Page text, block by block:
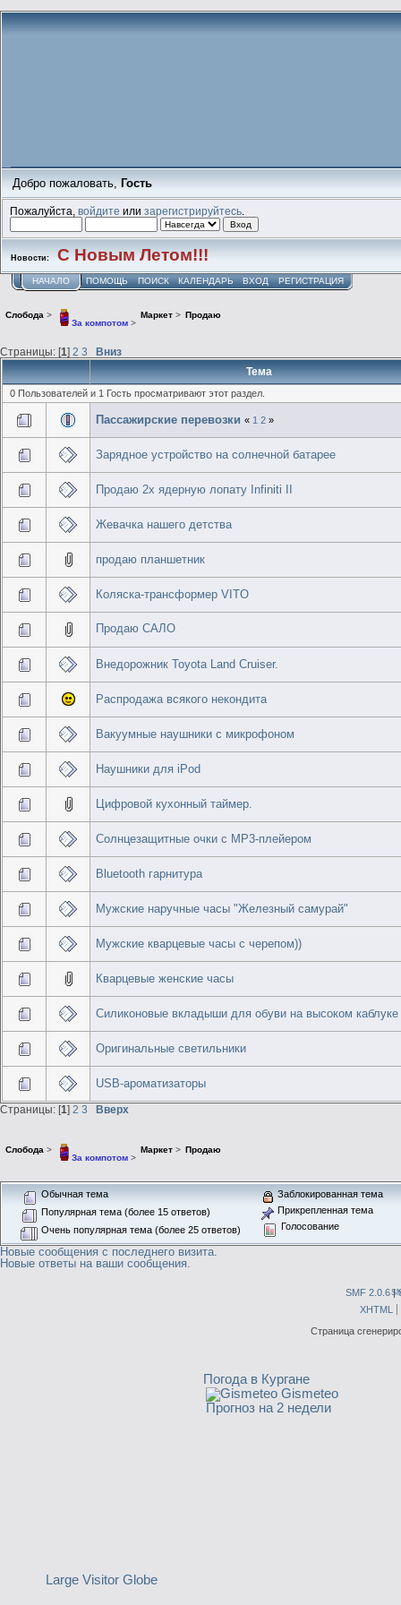
Добро пожаловать, Гость
Пожалуйста,войдите илизарегистрируйтесь
Новости: С Новым Летом!!!
НАЧАЛО ПОМОЩЬ ПОИСК КАЛЕНДАРЬ ВХОД РЕГИСТРАЦИЯ
Слобода >
За компотом>
Маркет> Продаю
Страницы: [1] 2 3
Вниз
Тема
0 Пользователей и 1 Гость просматривают этот раздел.
Пассажирские перевозки « 1 2 »
Зарядное устройство на солнечной батарее
Продаю 2х ядерную лопату Infiniti II
Жевачка нашего детства
продаю планшетник
Коляска-трансформер VITO
Продаю САЛО
Внедорожник Toyota Land Cruiser.
Распродажа всякого некондита
Вакуумные наушники с микрофоном
Наушники для iPod
Цифровой кухонный таймер.
Солнцезащитные очки с МР3-плейером
Bluetooth гарнитура
Мужские наручные часы "Железный самурай"
Мужские кварцевые часы с черепом))
Кварцевые женские часы
Силиконовые вкладыши для обуви на высоком каблуке
Оригинальные светильники
USB-ароматизаторы
Страницы: [1] 2 3 Вверх
Слобода >
За компотом>
Маркет> Продаю
Обычная тема
Популярная тема (более 15 ответов)
Очень популярная тема (более 25 ответов)
Заблокированная тема
Прикрепленная тема
Голосование
Новые сообщения с последнего визита.
Новые ответы на ваши сообщения.
SMF 2.0.6|
XHTML
Страница
Large Visitor Globe
Погода в Кургане
Gismeteo
Прогноз на 2 недели